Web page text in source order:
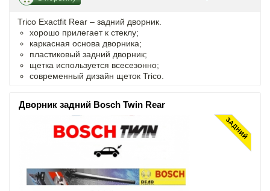
Trico Exactfit Rear – задний дворник.
хорошо прилегает к стеклу;
каркасная основа дворника;
пластиковый задний дворник;
щетка используется всесезонно;
современный дизайн щеток Trico.
Дворник задний Bosch Twin Rear